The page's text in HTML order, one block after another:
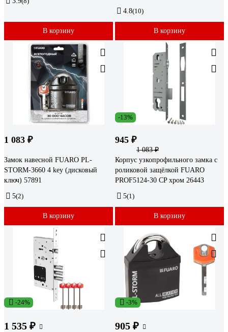
В корзину
4.8(10)
В корзину
1 083 ₽
Замок навесной FUARO PL-
STORM-3660 4 key (дисковый
ключ) 57891
5(2)
В корзину
-13%
945 ₽
1 083 ₽
Корпус узкопрофильного замка с
роликовой защёлкой FUARO
PROF5124-30 CP хром 26443
5(1)
В корзину
-24%
1 535 ₽
-3%
905 ₽